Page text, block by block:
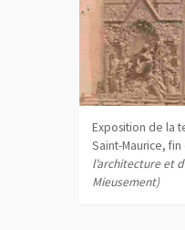
Exposition de la
Saint-Maurice,
l’architecture et
Mieusement)